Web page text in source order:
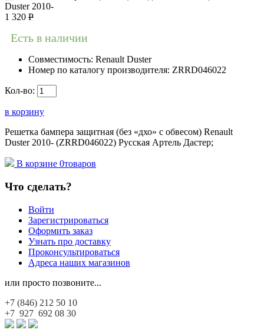
1 320 Р
Есть в наличии
Совместимость: Renault Duster
Номер по каталогу производителя: ZRRD046022
Кол-во:
в корзину
Решетка бампера защитная (без «дхо» с обвесом) Renault
Duster 2010- (ZRRD046022) Русская Артель Дастер;
В корзине 0товаров
Что сделать?
Войти
Зарегистрироваться
Оформить заказ
Узнать про доставку
Проконсультироваться
Адреса наших магазинов
или просто позвоните...
+7 (846) 212 50 10
+7 927 692 08 30